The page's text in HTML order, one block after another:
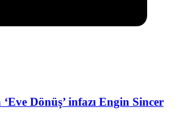
Dönüş’ infazı Engin Sincer